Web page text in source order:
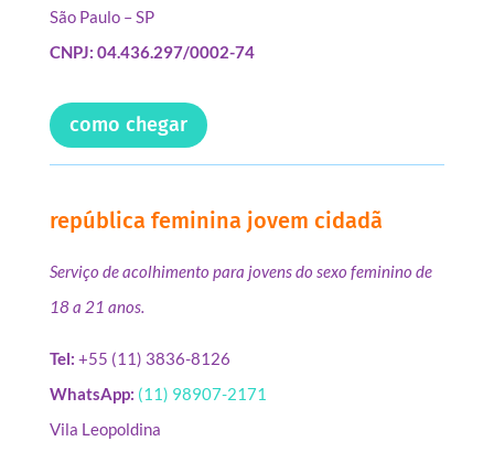
São Paulo – SP
CNPJ: 04.436.297/0002-74
como chegar
república feminina jovem cidadã
Serviço de acolhimento para jovens do sexo feminino de
18 a 21 anos.
Tel: +55 (11) 3836-8126
WhatsApp: (11) 98907-2171
Vila Leopoldina